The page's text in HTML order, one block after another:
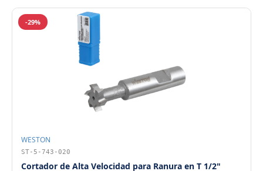
-29%
WESTON
ST-5-743-020
Cortador de Alta Velocidad para Ranura en T 1/2"